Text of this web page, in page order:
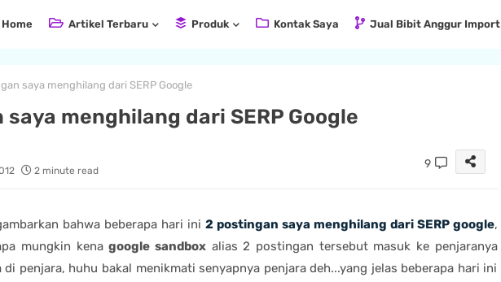
Home Artikel Terbaru Produk Kontak Saya Jual Bibit Anggur Import
saya menghilang dari SERP Google
menghilang dari SERP Google
2 minute read
9
bahwa beberapa hari ini 2 postingan saya menghilang dari SERP google,
mungkin kenagoogle sandbox alias 2 postingan tersebut masuk ke penjaranya
di penjara, huhu bakal menikmati senyapnya penjara deh...yang jelas beberapa hari ini